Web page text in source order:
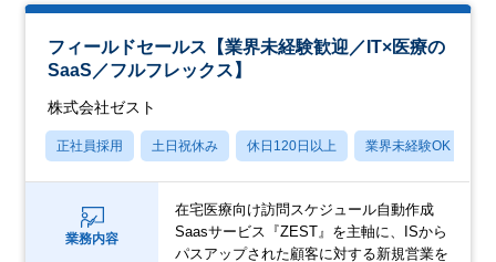
フィールドセールス【業界未経験歓迎／IT×医療の
SaaS／フルフレックス】
株式会社ゼスト
正社員採用 土日祝休み 休日120日以上 業界未経験OK
業務内容
在宅医療向け訪問スケジュール自動作成
Saasサービス『ZEST』を主軸に、ISから
パスアップされた顧客に対する新規営業を